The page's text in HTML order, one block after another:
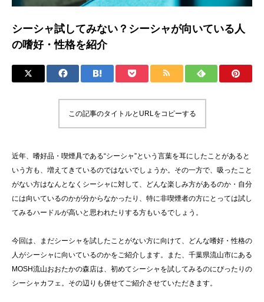
シーシャ試してみない？シーシャが向いている人
の嗜好・性格を紹介
この記事のタイトルとURLをコピーする
近年、嗜好品・喫煙具である“シーシャ”という言葉を耳にしたことがあると
いう方も、増えてきているのではないでしょうか。その一方で、吸ったこと
がない方はなんとなくシーシャに対して、どんな楽しみ方があるのか・自分
には向いているのかが分からなかったり、特に非喫煙者の方にとっては試し
てみるハードルが高いと思われたりする方もいるでしょう。
今回は、まだシーシャを試したことがない方に向けて、どんな嗜好・性格の
人がシーシャに向いているのかをご紹介します。また、千葉県流山市にある
MOSH流山おおたかの森店は、初めてシーシャを試してみるのにぴったりの
シーシャカフェ。その辺りも併せてご紹介させていただきます。